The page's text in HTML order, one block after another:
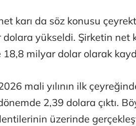
karı da söz konusu
yükseldi. Şirketin net
18,8 milyar dolar olarak
mali yılının ilk
2,39 dolara çıktı.
üzerinde
Atilay Kandemir
Mağaza açılışı